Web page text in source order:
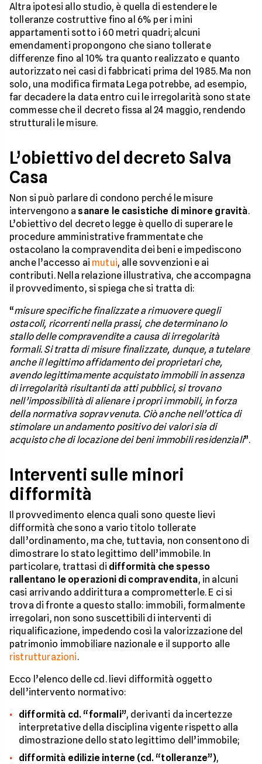
Altra ipotesi allo studio, è quella di estendere le
tolleranze costruttive fino al 6% per i mini
appartamenti sotto i 60 metri quadri; alcuni
emendamenti propongono che siano tollerate
differenze fino al 10% tra quanto realizzato e quanto
autorizzato nei casi di fabbricati prima del 1985. Ma non
solo, una modifica firmata Lega potrebbe, ad esempio,
far decadere la data entro cui le irregolarità sono state
commesse che il decreto fissa al 24 maggio, rendendo
strutturali le misure.
L’obiettivo del decreto Salva
Casa
Non si può parlare di condono perché le misure
intervengono a sanare le casistiche di minore gravità.
L’obiettivo del decreto legge è quello di superare le
procedure amministrative frammentate che
ostacolano la compravendita dei beni e impediscono
anche l’accesso ai mutui, alle sovvenzioni e ai
contributi. Nella relazione illustrativa, che accompagna
il provvedimento, si spiega che si tratta di:
“misure specifiche finalizzate a rimuovere quegli
ostacoli, ricorrenti nella prassi, che determinano lo
stallo delle compravendite a causa di irregolarità
formali. Si tratta di misure finalizzate, dunque, a tutelare
anche il legittimo affidamento dei proprietari che,
avendo legittimamente acquistato immobili in assenza
di irregolarità risultanti da atti pubblici, si trovano
nell’impossibilità di alienare i propri immobili, in forza
della normativa sopravvenuta. Ciò anche nell’ottica di
stimolare un andamento positivo dei valori sia di
acquisto che di locazione dei beni immobili residenziali”.
Interventi sulle minori
difformità
Il provvedimento elenca quali sono queste lievi
difformità che sono a vario titolo tollerate
dall’ordinamento, ma che, tuttavia, non consentono di
dimostrare lo stato legittimo dell’immobile. In
particolare, trattasi di difformità che spesso
rallentano le operazioni di compravendita, in alcuni
casi arrivando addirittura a comprometterle. E ci si
trova di fronte a questo stallo: immobili, formalmente
irregolari, non sono suscettibili di interventi di
riqualificazione, impedendo così la valorizzazione del
patrimonio immobiliare nazionale e il supporto alle
ristrutturazioni.
Ecco l’elenco delle cd. lievi difformità oggetto
dell’intervento normativo:
difformità cd. “formali”, derivanti da incertezze
interpretative della disciplina vigente rispetto alla
dimostrazione dello stato legittimo dell’immobile;
difformità edilizie interne (cd. “tolleranze”),